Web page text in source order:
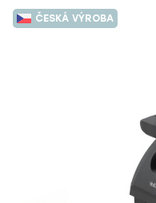
ČESKÁ VÝROBA